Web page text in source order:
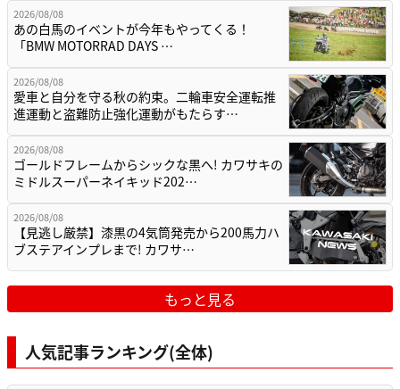
2026/08/08
あの白馬のイベントが今年もやってくる！
「BMW MOTORRAD DAYS …
2026/08/08
愛車と自分を守る秋の約束。二輪車安全運転推
進運動と盗難防止強化運動がもたらす…
2026/08/08
ゴールドフレームからシックな黒へ! カワサキの
ミドルスーパーネイキッド202…
2026/08/08
【見逃し厳禁】漆黒の4気筒発売から200馬力ハ
ブステアインプレまで! カワサ…
もっと見る
人気記事ランキング(全体)